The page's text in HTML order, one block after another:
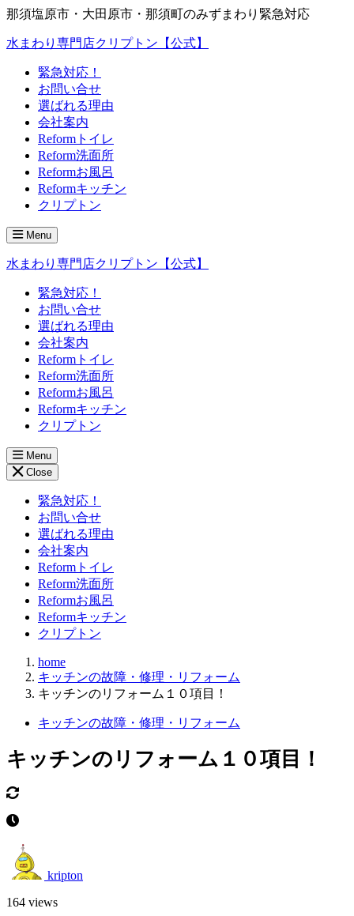
那須塩原市・大田原市・那須町のみずまわり緊急対応
水まわり専門店クリプトン【公式】
緊急対応！
お問い合せ
選ばれる理由
会社案内
Reformトイレ
Reform洗面所
Reformお風呂
Reformキッチン
クリプトン
Menu
水まわり専門店クリプトン【公式】
緊急対応！
お問い合せ
選ばれる理由
会社案内
Reformトイレ
Reform洗面所
Reformお風呂
Reformキッチン
クリプトン
Menu
Close
緊急対応！
お問い合せ
選ばれる理由
会社案内
Reformトイレ
Reform洗面所
Reformお風呂
Reformキッチン
クリプトン
home
キッチンの故障・修理・リフォーム
キッチンのリフォーム１０項目！
キッチンの故障・修理・リフォーム
キッチンのリフォーム１０項目！
kripton
164 views